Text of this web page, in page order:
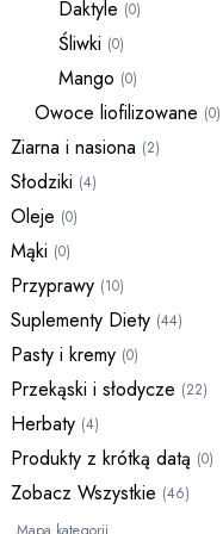
Daktyle (0)
Śliwki (0)
Mango (0)
Owoce liofilizowane (0)
Ziarna i nasiona (2)
Słodziki (4)
Oleje (0)
Mąki (0)
Przyprawy (10)
Suplementy Diety (44)
Pasty i kremy (0)
Przekąski i słodycze (22)
Herbaty (4)
Produkty z krótką datą (0)
Zobacz Wszystkie (46)